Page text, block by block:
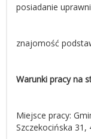
posiadanie
znajomość
Warunki pracy na
Miejsce pracy:
Szczekocińska 31,